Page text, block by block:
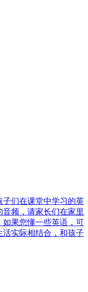
们在课堂中学习的英
频，请家长们在家里
如果您懂一些英语，可
活实际相结合，和孩子